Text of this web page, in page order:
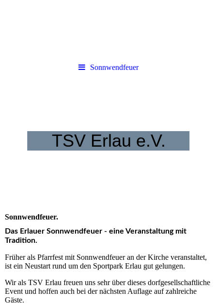
Sonnwendfeuer
TSV Erlau e.V.
Sonnwendfeuer.
Das Erlauer Sonnwendfeuer - eine Veranstaltung mit
Tradition.
Früher als Pfarrfest mit Sonnwendfeuer an der Kirche veranstaltet,
ist ein Neustart rund um den Sportpark Erlau gut gelungen.
Wir als TSV Erlau freuen uns sehr über dieses dorfgesellschaftliche
Event und hoffen auch bei der nächsten Auflage auf zahlreiche
Gäste.